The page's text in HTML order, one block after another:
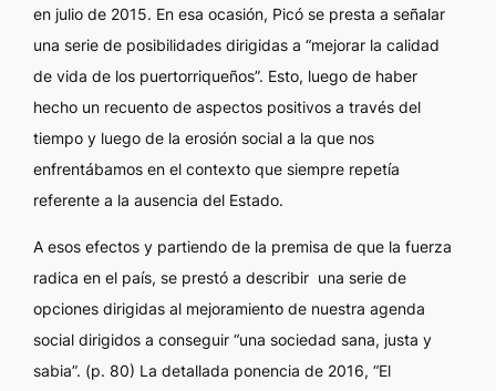
en julio de 2015. En esa ocasión, Picó se presta a señalar
una serie de posibilidades dirigidas a “mejorar la calidad
de vida de los puertorriqueños”. Esto, luego de haber
hecho un recuento de aspectos positivos a través del
tiempo y luego de la erosión social a la que nos
enfrentábamos en el contexto que siempre repetía
referente a la ausencia del Estado.
A esos efectos y partiendo de la premisa de que la fuerza
radica en el país, se prestó a describir una serie de
opciones dirigidas al mejoramiento de nuestra agenda
social dirigidos a conseguir “una sociedad sana, justa y
sabia”. (p. 80) La detallada ponencia de 2016, “El